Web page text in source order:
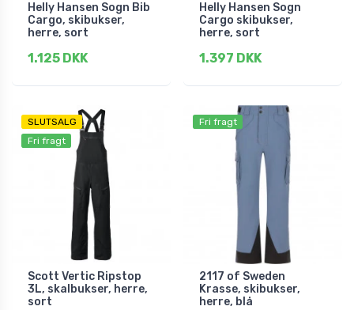
Helly Hansen Sogn Bib
Cargo, skibukser,
herre, sort
1.125 DKK
Helly Hansen Sogn
Cargo skibukser,
herre, sort
1.397 DKK
SLUTSALG
Fri fragt
Scott Vertic Ripstop
3L, skalbukser, herre,
sort
Fri fragt
2117 of Sweden
Krasse, skibukser,
herre, blå